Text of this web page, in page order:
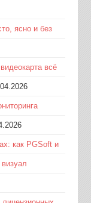
ясно и без
всё
как PGSoft и